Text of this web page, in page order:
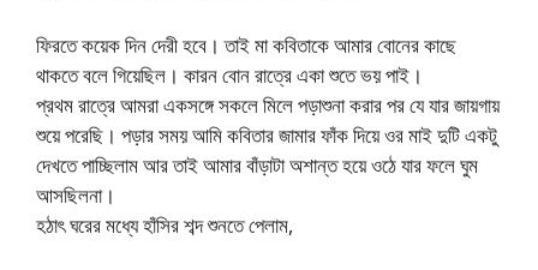
ফিরতে কয়েক দিন দেরী হবে। তাই মা কবিতাকে আমার বোনের কাছে
থাকতে বলে গিয়েছিল। কারন বোন রাত্রে একা শুতে ভয় পাই।
প্রথম রাত্রে আমরা একসঙ্গে সকলে মিলে পড়াশুনা করার পর যে যার জায়গায়
শুয়ে পরেছি। পড়ার সময় আমি কবিতার জামার ফাঁক দিয়ে ওর মাই দুটি একটু
দেখতে পাচ্ছিলাম আর তাই আমার বাঁড়াটা অশান্ত হয়ে ওঠে যার ফলে ঘুম
আসছিলনা।
হঠাৎ ঘরের মধ্যে হাঁসির শব্দ শুনতে পেলাম,